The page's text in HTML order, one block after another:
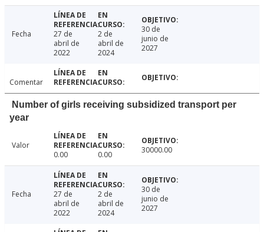
Fecha
27 de
abril de
2022
2 de
abril de
2024
30 de
junio de
2027
Comentar
Number of girls receiving subsidized transport per
year
Valor
0.00
0.00 30000.00
Fecha
27 de
abril de
2022
2 de
abril de
2024
30 de
junio de
2027